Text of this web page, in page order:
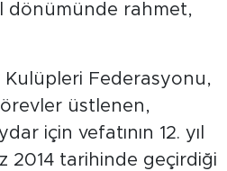
dönümünde rahmet,
Kulüpleri Federasyonu,
üstlenen,
için vefatının 12. yıl
2014 tarihinde geçirdiği